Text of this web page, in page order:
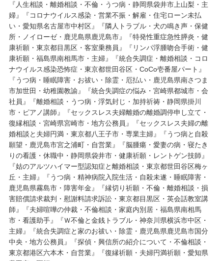
『人生相談・離婚相談・不倫・うつ病・静岡県袋井市上山梨・主
婦』『コロナウイルス感染・営業不振・解雇・住宅ローン未払
い・愛知県名古屋市中村区』『隣人トラブル・犬の鳴き声・保健
所・ノイローゼ・鹿児島県鹿児島市』『特発性重症急性膵炎・健
康祈願・東京都目黒区・客室乗務員』『リンパ浮腫吻合手術・健
康祈願・福島県南相馬市・主婦』『統合失調症・離婚相談・コロ
ナウイルス感染恐怖症・東京都世田谷区・CoCo壱番屋パート』
『うつ病・睡眠障害・お祓い・除霊・厄払い・鹿児島県南さつま
市加世田・幼稚園教諭』『統合失調症の悩み・宮崎県都城市・会
社員』『離婚相談・うつ病・浮気封じ・加持祈祷・静岡県掛川
市・ピアノ講師』『セックスレス夫婦離婚の離婚調停申し立て・
復縁相談・宮崎県宮崎市・地方公務員』『セックスレス夫婦の離
婚相談と夫婦円満・東京都八王子市・専業主婦』『うつ病と自殺
願望・鹿児島市宮之浦町・自営業』『脳腫瘍・愛妻の病・寝たき
りの看護・休職中・静岡県袋井市・健康祈願・レントゲン技師』
『姑のアルツハイマー型認知症と離婚相談・東京都世田谷区梅ヶ
丘・主婦』『うつ病・精神病院入院生活・自殺未遂・睡眠障害・
鹿児島県霧島市・障害年金』『縁切り祈願・不倫・離婚相談・損
害賠償請求裁判・慰謝料請求訴訟・東京都目黒区・英会話教室講
師』『夫婦喧嘩の仲裁・不倫相談・家庭内別居・福島県南相馬
市・看護助手』『Ｗ不倫と金銭トラブル・神奈川県横浜市中区・
主婦』『統合失調症と家のお祓い・除霊・鹿児島県鹿児島市国分
中央・地方公務員』『探偵・興信所の紹介について・不倫相談・
東京都港区六本木・自営業』『復縁祈願・夫婦円満祈願・愛知県